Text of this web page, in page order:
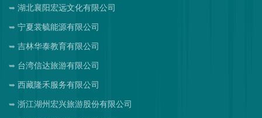
湖北襄阳宏远文化有限公司
宁夏裳毓能源有限公司
吉林华泰教育有限公司
台湾信达旅游有限公司
西藏隆禾服务有限公司
浙江湖州宏兴旅游股份有限公司